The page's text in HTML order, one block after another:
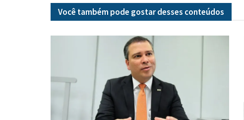
Você também pode gostar desses conteúdos